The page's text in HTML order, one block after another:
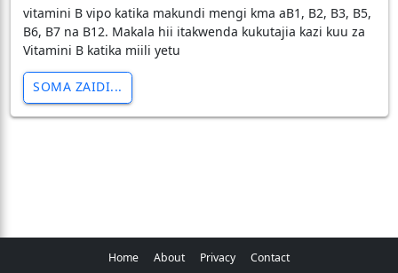
vitamini B vipo katika makundi mengi kma aB1, B2, B3, B5,
B6, B7 na B12. Makala hii itakwenda kukutajia kazi kuu za
Vitamini B katika miili yetu
SOMA ZAIDI...
Home About Privacy Contact